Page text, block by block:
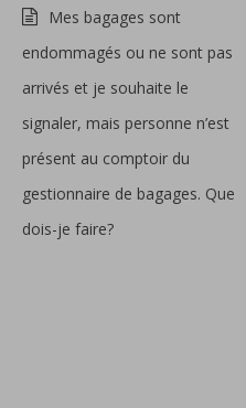
Mes bagages sont
endommagés ou ne sont pas
arrivés et je souhaite le
signaler, mais personne n’est
présent au comptoir du
gestionnaire de bagages. Que
dois-je faire?